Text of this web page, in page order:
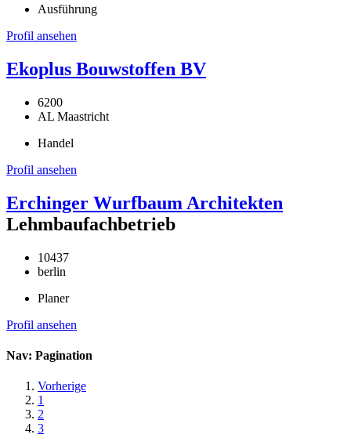
Ausführung
Profil ansehen
Ekoplus Bouwstoffen BV
6200
AL Maastricht
Handel
Profil ansehen
Erchinger Wurfbaum Architekten
Lehmbaufachbetrieb
10437
berlin
Planer
Profil ansehen
Nav: Pagination
Vorherige
1
2
3